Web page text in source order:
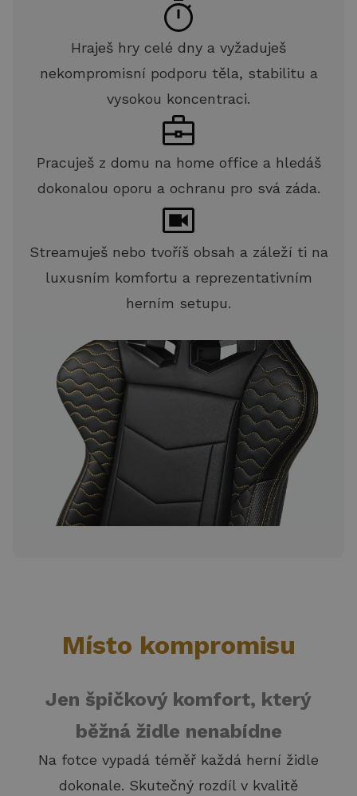
Hraješ hry celé dny a vyžaduješ
nekompromisní podporu těla, stabilitu a
vysokou koncentraci.
Pracuješ z domu na home office a hledáš
dokonalou oporu a ochranu pro svá záda.
Streamuješ nebo tvoříš obsah a záleží ti na
luxusním komfortu a reprezentativním
herním setupu.
Místo kompromisu
Jen špičkový komfort, který
běžná židle nenabídne
Na fotce vypadá téměř každá herní židle
dokonale. Skutečný rozdíl v kvalitě